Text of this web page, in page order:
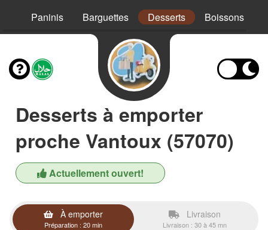
Paninis Barguettes Desserts Boissons
Desserts à emporter
proche Vantoux (57070)
Actuellement ouvert!
À emporter
Préparation : 20 min
Livraison
Livraison : 30 à 45 mn